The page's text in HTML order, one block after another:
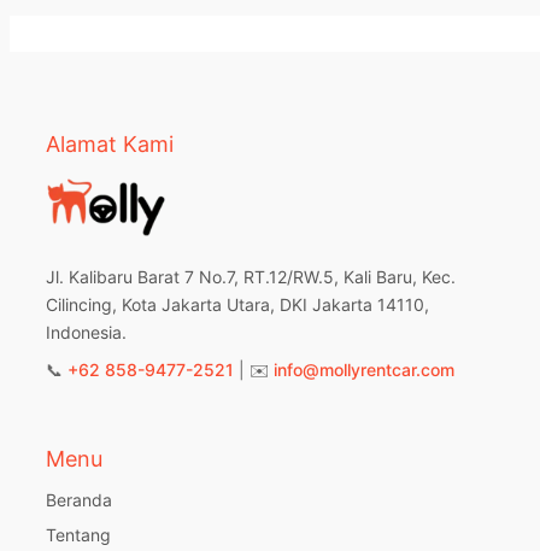
Alamat Kami
Jl. Kalibaru Barat 7 No.7, RT.12/RW.5, Kali Baru, Kec.
Cilincing, Kota Jakarta Utara, DKI Jakarta 14110,
Indonesia.
📞 +62 858-9477-2521 | ✉️ info@mollyrentcar.com
Menu
Beranda
Tentang